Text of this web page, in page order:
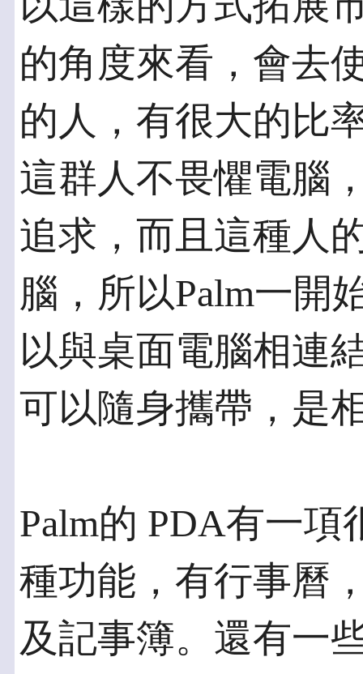
的角度來看，會去
的人，有很大的比
這群人不畏懼電腦
追求，而且這種人
腦，所以Palm一開
以與桌面電腦相連
可以隨身攜帶，是
Palm的 PDA有一
種功能，有行事曆
及記事簿。還有一